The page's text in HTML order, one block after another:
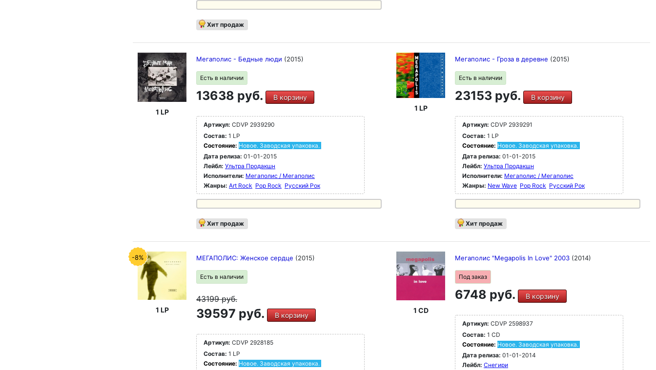
Хит продаж
1 LP
Мегаполис - Бедные люди (2015)
Есть в наличии
13638 руб. В корзину
Артикул: CDVP 2939290
Состав: 1 LP
Состояние: Новое. Заводская упаковка.
Дата релиза: 01-01-2015
Лейбл: Ультра Продакшн
Исполнители: Мегаполис / Мегаполис
Жанры: Art Rock Pop Rock Русский Рок
Хит продаж
1 LP
Мегаполис - Гроза в деревне (2015)
Есть в наличии
23153 руб. В корзину
Артикул: CDVP 2939291
Состав: 1 LP
Состояние: Новое. Заводская упаковка.
Дата релиза: 01-01-2015
Лейбл: Ультра Продакшн
Исполнители: Мегаполис / Мегаполис
Жанры: New Wave Pop Rock Русский Рок
Хит продаж
-8%
1 LP
МЕГАПОЛИС: Женское сердце (2015)
Есть в наличии
43199руб.
39597 руб. В корзину
Артикул: CDVP 2928185
Состав: 1 LP
Состояние: Новое. Заводская упаковка.
1 CD
Мегаполис "Megapolis In Love" 2003 (2014)
Под заказ
6748 руб. В корзину
Артикул: CDVP 2598937
Состав: 1 CD
Состояние: Новое. Заводская упаковка.
Дата релиза: 01-01-2014
Лейбл: Снегири